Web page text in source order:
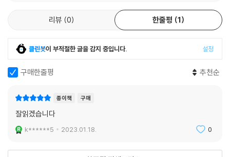
리뷰 0 한줄평 1
클린봇이 부적절한 글을 감지 중입니다. 설정
구매한줄평 추천순
종이책 구매
잘읽겠습니다
k******5 2023.01.18. 0